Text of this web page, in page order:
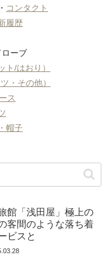
・ コンタクト
履歴
ーブ
ト/はおり）
・その他）
ス
帽子
館「浅田屋」極上の
客間のような落ち着
ビスと